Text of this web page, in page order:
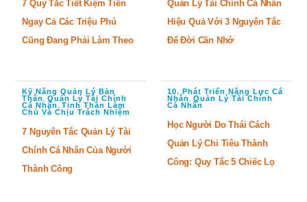
7 Quy Tắc Tiết Kiệm Tiền
Ngay Cả Các Triệu Phú
Cũng Đang Phải Làm Theo
Quản Lý Tài Chính Cá Nhân
Hiệu Quả Với 3 Nguyên Tắc
Để Đời Cần Nhớ
Kỹ Năng Quản Lý Bản
Thân ,Quản Lý Tài Chính
Cá Nhân , Tinh Thần Làm
Chủ Và Chịu Trách Nhiệm
7 Nguyên Tắc Quản Lý Tài
Chính Cá Nhân Của Người
Thành Công
10. Phát Triển Năng Lực Cá
Nhân ,Quản Lý Tài Chính
Cá Nhân
Học Người Do Thái Cách
Quản Lý Chi Tiêu Thành
Công: Quy Tắc 5 Chiếc Lọ